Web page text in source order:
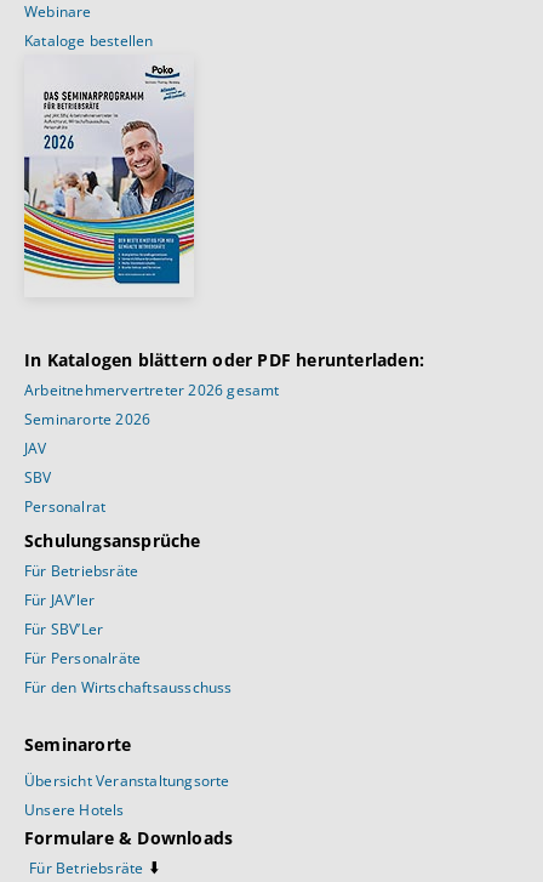
Webinare
Kataloge bestellen
In Katalogen blättern oder PDF herunterladen:
Arbeitnehmervertreter 2026 gesamt
Seminarorte 2026
JAV
SBV
Personalrat
Schulungsansprüche
Für Betriebsräte
Für JAV’ler
Für SBV’Ler
Für Personalräte
Für den Wirtschaftsausschuss
Seminarorte
Übersicht Veranstaltungsorte
Unsere Hotels
Formulare & Downloads
Für Betriebsräte ⬇️